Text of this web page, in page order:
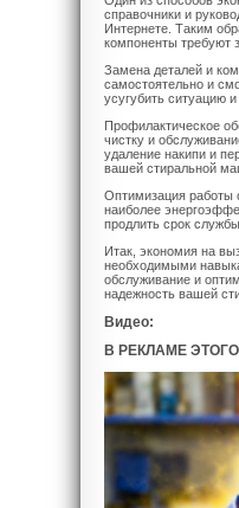
справочники и
Интернете. Таким
компоненты требуют
Замена деталей и
самостоятельно и
усугубить ситуацию
Профилактическое
чистку и
удаление накипи и
вашей стиральной
Оптимизация работы
наиболее
продлить срок
Итак, экономия на
необходимыми
обслуживание и
надежность вашей
Видео:
В РЕКЛАМЕ